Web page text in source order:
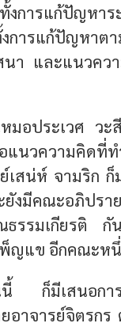
การแก้ปัญหาร
ารแก้ปัญหาตา
า และแนวคว
มอประเวศ วะ
แนวความคิดที่
เสน่ห์ จามริก
ยังมีคณะอภิปรา
ณธรรมเกียรติ
ญแข อีกคณะห
นี้ ก็มีเสนอการ
อาจารย์จิตรกร